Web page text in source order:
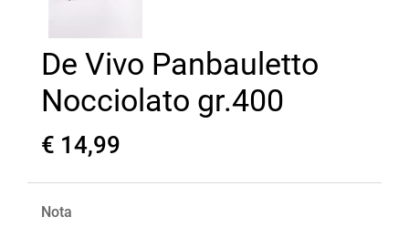
De Vivo Panbauletto
Nocciolato gr.400
€ 14,99
Nota